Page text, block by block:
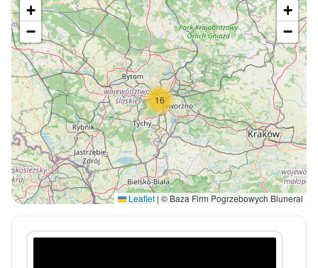
16
+
−
+
−
Leaflet | © Baza Firm Pogrzebowych Bluneral